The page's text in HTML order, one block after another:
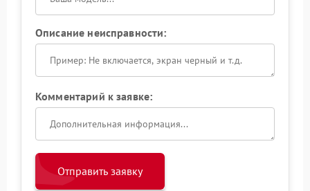
Описание неисправности:
Комментарий к заявке:
Отправить заявку